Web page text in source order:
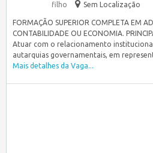
filho Sem Localização
FORMAÇÃO SUPERIOR COMPLETA EM
CONTABILIDADE OU ECONOMIA.
Atuar com o relacionamento
autarquias governamentais, em
Mais detalhes da Vaga...